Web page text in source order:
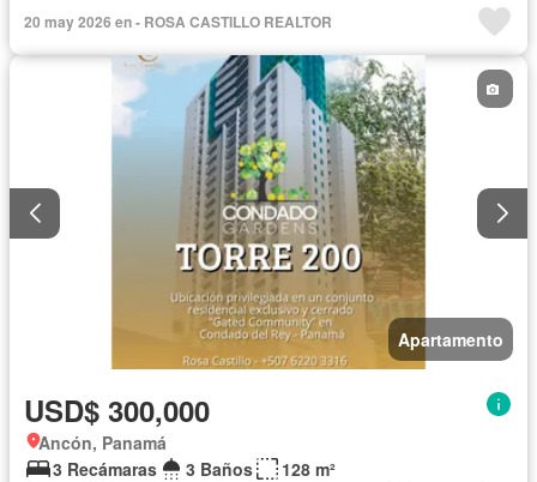
20 may 2026 en - ROSA CASTILLO REALTOR
Apartamento
USD$ 300,000
Ancón, Panamá
3 Recámaras
3 Baños
128 m²